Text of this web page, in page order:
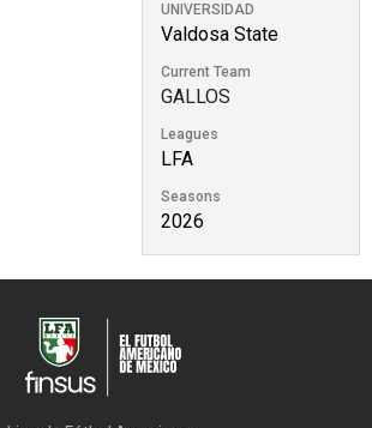
UNIVERSIDAD
Valdosa State
Current Team
GALLOS
Leagues
LFA
Seasons
2026